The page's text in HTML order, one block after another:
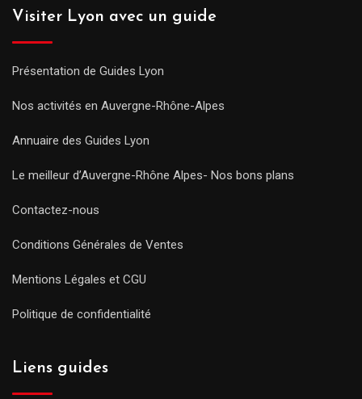
Visiter Lyon avec un guide
Présentation de Guides Lyon
Nos activités en Auvergne-Rhône-Alpes
Annuaire des Guides Lyon
Le meilleur d’Auvergne-Rhône Alpes- Nos bons plans
Contactez-nous
Conditions Générales de Ventes
Mentions Légales et CGU
Politique de confidentialité
Liens guides